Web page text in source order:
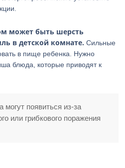
может быть шерсть
в детской комнате. Сильные
в пище ребенка. Нужно
блюда, которые приводят к
появиться из-за
или грибкового поражения